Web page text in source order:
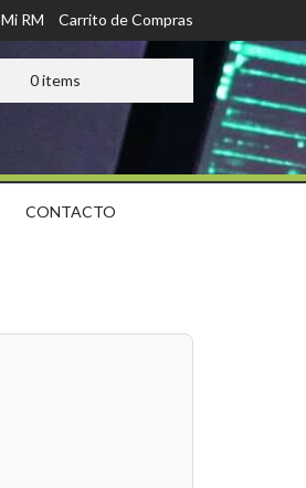
Mi RM Carrito de Compras
0 items
CONTACTO